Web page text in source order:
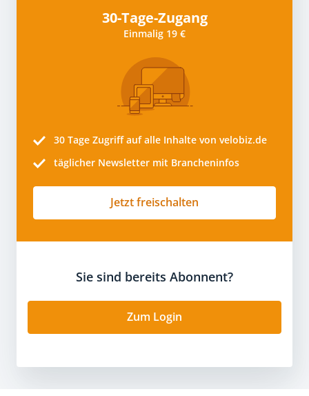
30-Tage-Zugang
Einmalig 19 €
30 Tage Zugriff auf alle Inhalte von velobiz.de
täglicher Newsletter mit Brancheninfos
Jetzt freischalten
Sie sind bereits Abonnent?
Zum Login